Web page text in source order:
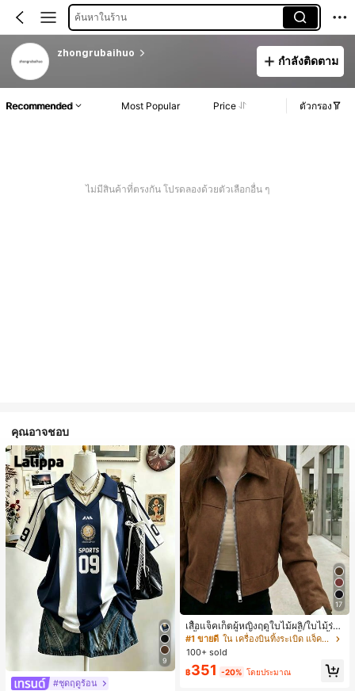
ค้นหาในร้าน
zhongrubaihuo
กำลังติดตาม
Recommended Most Popular Price ตัวกรอง
ไม่มีสินค้าที่ตรงกัน โปรดลองด้วยตัวเลือกอื่น ๆ
คุณอาจชอบ
9
#ชุดฤดูร้อน
17
เสื้อแจ็คเก็ตผู้หญิงฤดูใบไม้ผลิ/ใบไม้ร่วง
สีพื้น หนังเทียม สไตล์ปกคอเสื้อ ซิปขึ้น
แขนยาว สไตล์ลำลอง วิทยาลัย สนามบิ
น เสื้อนอก สีน้ำตาล สไตล์สบายๆ ฤดูใบ
ไม้ร่วง
#1 ขายดี
ใน เครื่องบินทิ้งระเบิด แจ็คเก็ตผู้หญิง
100+ sold
฿351 -20% โดยประมาณ